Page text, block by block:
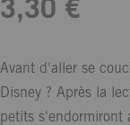
3,30 €
Avant d'aller se
Disney ? Après la
petits s'endormiront